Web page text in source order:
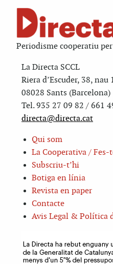
Periodisme cooperatiu
La Directa SCCL
Riera d’Escuder, 38, nau
08028 Sants (Barcelona)
Tel. 935 27 09 82 / 661
directa@directa.cat
Qui som
La Cooperativa / Fes-
Subscriu-t’hi
Botiga en línia
Revista en paper
Contacte
Avis Legal & Política